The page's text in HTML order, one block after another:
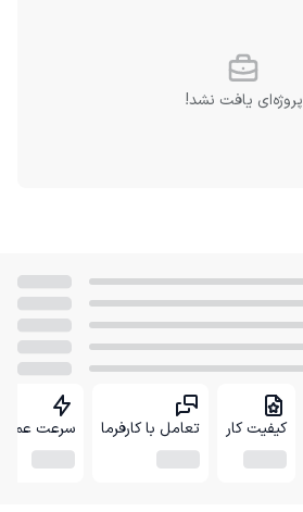
پروژه‌ای یافت نشد!
کیفیت کار تعامل با کارفرما سرعت عمل